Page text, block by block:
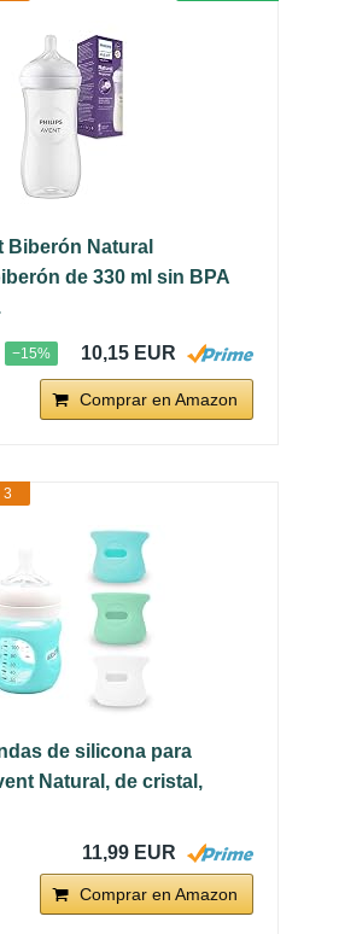
Biberón Natural
de 330 ml sin BPA
−15% 10,15 EUR
Comprar en Amazon
3
de silicona para
Natural, de cristal,
11,99 EUR
Comprar en Amazon